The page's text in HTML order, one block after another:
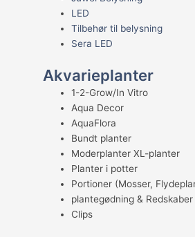
LED
Tilbehør til belysning
Sera LED
Akvarieplanter
1-2-Grow/In Vitro
Aqua Decor
AquaFlora
Bundt planter
Moderplanter XL-planter
Planter i potter
Portioner (Mosser,
plantegødning & Redskaber
Clips